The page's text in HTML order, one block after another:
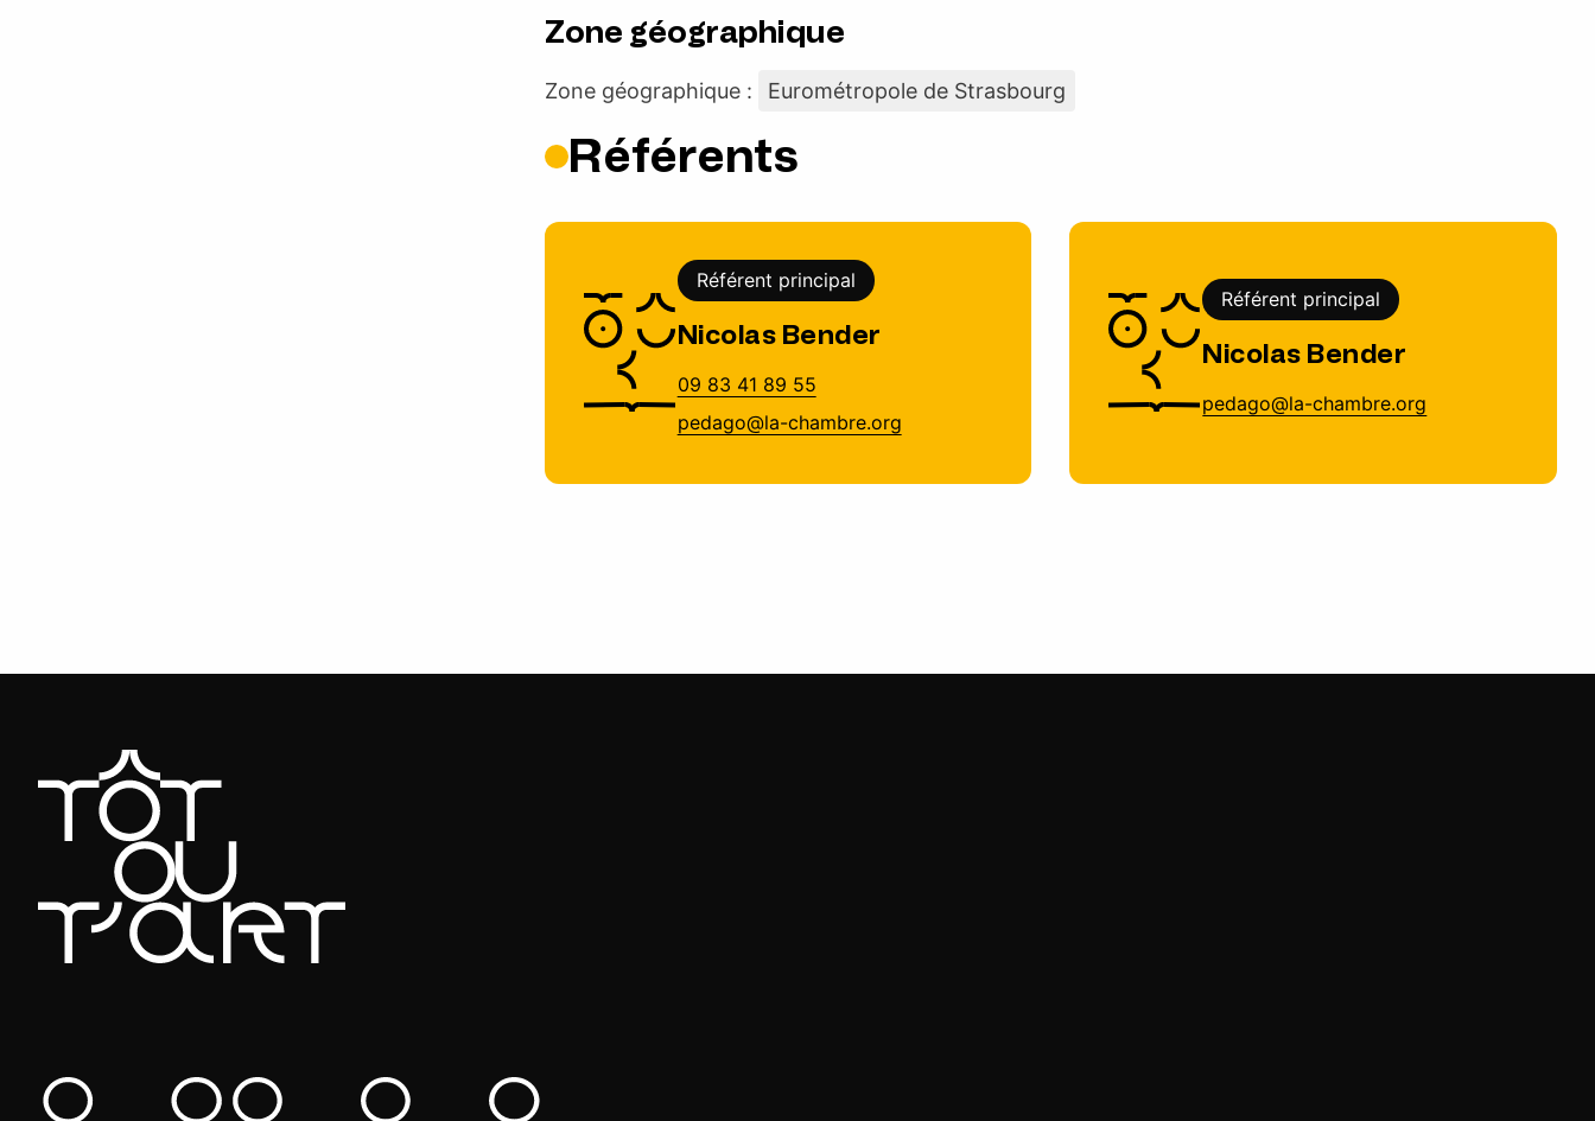
Zone géographique
Zone géographique : Eurométropole de Strasbourg
Référents
Référent principal
Nicolas Bender
09 83 41 89 55
pedago@la-chambre.org
Référent principal
Nicolas Bender
pedago@la-chambre.org